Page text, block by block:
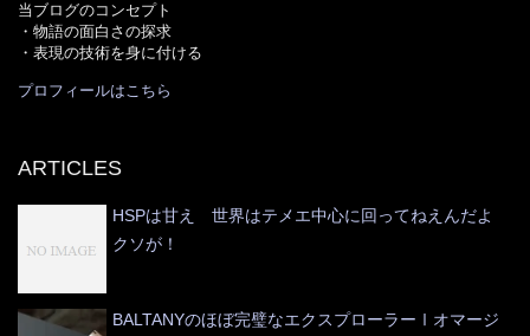
当ブログのコンセプト
・物語の面白さの探求
・表現の技術を身に付ける
プロフィールはこちら
ARTICLES
HSPは甘え 世界はテメエ中心に回ってねえんだよ
クソが！
BALTANYのほぼ完璧なエクスプローラーⅠオマージ